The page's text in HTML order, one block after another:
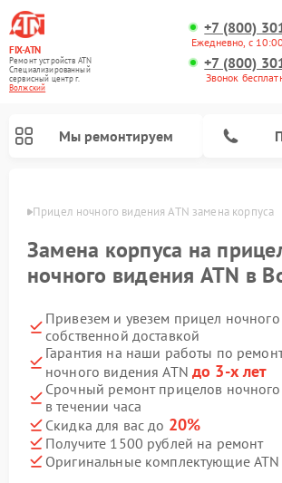
FIX-ATN
Ремонт устройств ATN
Специализированный
cервисный центр г.
Волжский
+7 (800)
Ежедневно, с
+7 (800)
Звонок
Мы ремонтируем
Прицел ночного видения ATN замена корпуса
Замена корпуса на
ночного видения ATN в
Привезем и увезем прицел
собственной доставкой
Гарантия на наши работы по
ночного видения ATN до 3-х лет
Срочный ремонт прицелов
в течении часа
Скидка для вас до 20%
Получите 1500 рублей на ремонт
Оригинальные комплектующие ATN